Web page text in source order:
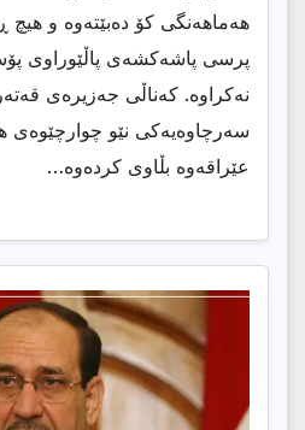
هەماهەنگی كۆ دەبێتەوە و هیچ
پرسی پاشەكشەی پاڵێوراوی
نەكراوە. كەناڵی جەزیرەی
سەرچاوەیەكی نێو چوارچێوەی
عێراقەوە بڵاوی كردەوە…